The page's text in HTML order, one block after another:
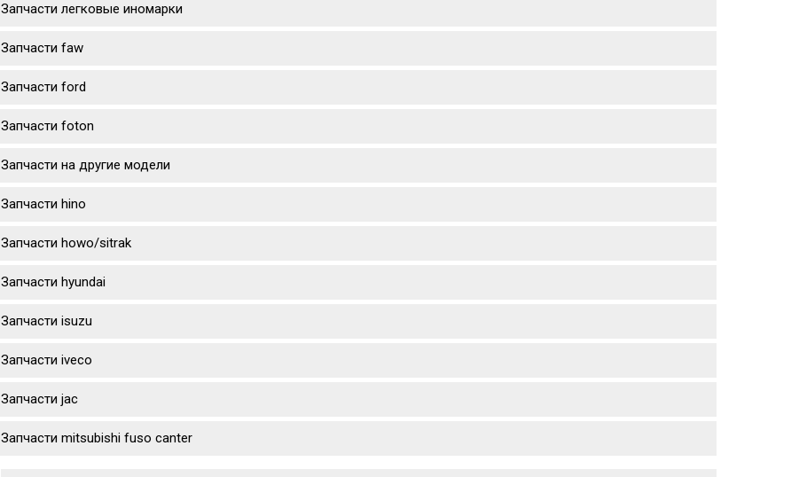
Запчасти легковые иномарки
Запчасти faw
Запчасти ford
Запчасти foton
Запчасти на другие модели
Запчасти hino
Запчасти howo/sitrak
Запчасти hyundai
Запчасти isuzu
Запчасти iveco
Запчасти jac
Запчасти mitsubishi fuso canter